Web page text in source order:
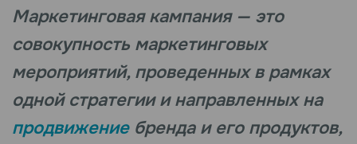
Маркетинговая кампания — это
совокупность маркетинговых
мероприятий, проведенных в рамках
одной стратегии и направленных на
продвижение бренда и его продуктов,